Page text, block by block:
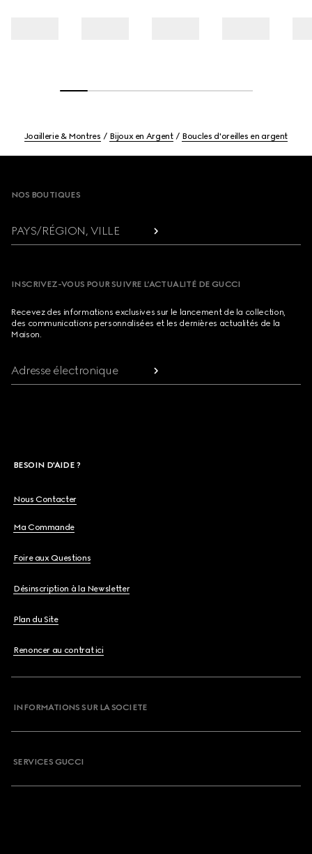
Joaillerie & Montres Bijoux en Argent Boucles d'oreilles en argent
NOS BOUTIQUES
PAYS/RÉGION, VILLE
INSCRIVEZ-VOUS POUR SUIVRE L’ACTUALITÉ DE GUCCI
Recevez des informations exclusives sur le lancement de la collection,
des communications personnalisées et les dernières actualités de la
Maison.
Adresse électronique
BESOIN D'AIDE ?
Nous Contacter
Ma Commande
Foire aux Questions
Désinscription à la Newsletter
Plan du Site
Renoncer au contrat ici
INFORMATIONS SUR LA SOCIETE
SERVICES GUCCI